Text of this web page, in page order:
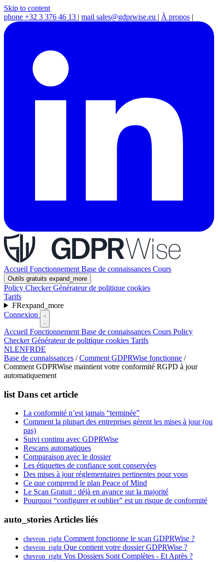
Skip to content
phone +32 3 376 46 13 | mail sales@gdprwise.eu | À propos |
Accueil Fonctionnement Base de connaissances Cours
Outils gratuits expand_more
Policy CheckerGénérateur de politique cookies
Tarifs
FRexpand_more
Connexion
Accueil Fonctionnement Base de connaissances Cours Policy
CheckerGénérateur de politique cookies Tarifs
NLENFRDE
Base de connaissances / Comment GDPRWise fonctionne /
Comment GDPRWise maintient votre conformité RGPD à jour
automatiquement
list Dans cet article
La conformité n’est jamais “terminée”
Comment la plupart des entreprises gèrent les mises à jour (ou
pas)
Suivi continu avec GDPRWise
Rescans automatiques
Comparaison avec le dossier
Les étiquettes de confiance sont conservées
Des mises à jour réglementaires pertinentes pour vous
Ce que comprend le plan Peace of Mind
Le Scan Gratuit : déjà en avance sur la majorité
Pourquoi “configurer et oublier” est un risque de conformité
auto_stories Articles liés
chevron_right Comment fonctionne le scan GDPRWise ?
chevron_right Que contient votre dossier GDPRWise ?
chevron_right Vos Dossiers Sont Complètes - Et Après ?